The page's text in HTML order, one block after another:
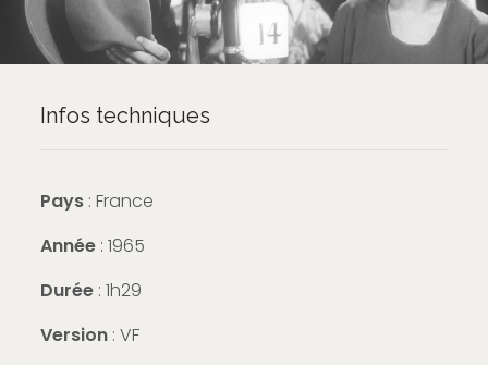
Infos techniques
Pays : France
Année : 1965
Durée: 1h29
Version : VF